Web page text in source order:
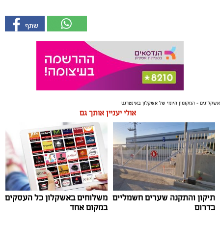
אשקלונים - המקומון היומי של אשקלון באינטרנט
אולי יעניין אותך גם
תיקון והתקנה שערים חשמליים
בדרום
משלוחים באשקלון כל העסקים
במקום אחד